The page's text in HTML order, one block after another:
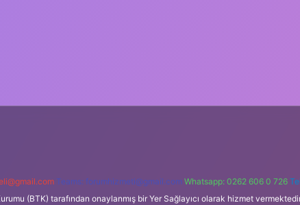
Teams: forumhizmeti@gmail.com Whatsapp: 0262 606 0 726
(BTK) tarafından onaylanmış bir Yer Sağlayıcı olarak hizmet